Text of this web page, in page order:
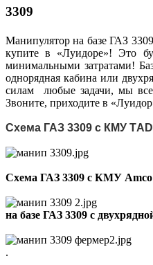
3309
Манипулятор на базе ГАЗ
купите в «Луидоре»! Это
минимальными затратами!
однорядная кабина или
силам любые задачи, мы все
Звоните, приходите в
Схема ГАЗ 3309 с КМУ
Схема ГАЗ 3309 с КМУ Amco
на базе ГАЗ 3309 с
.